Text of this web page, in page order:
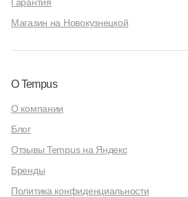
Магазин на Новокузнецкой
О Tempus
О компании
Блог
Отзывы Tempus на Яндекс
Бренды
Политика конфиденциальности